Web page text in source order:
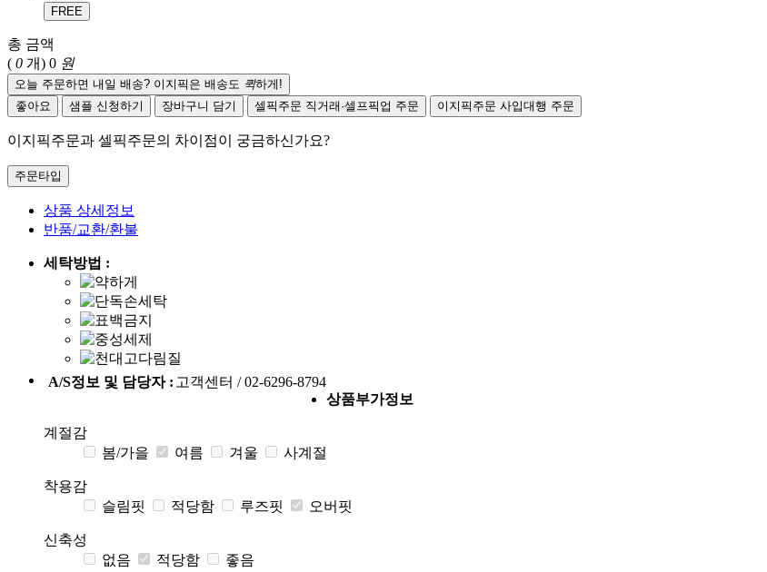
FREE
총 금액
( 0 개) 0 원
오늘 주문하면 내일 배송? 이지픽은 배송도 퀵하게!
좋아요
샘플 신청하기 장바구니 담기 셀픽주문 직거래·셀프픽업 주문 이지픽주문 사입대행 주문
이지픽주문과 셀픽주문의 차이점이 궁금하신가요?
주문타입
상품 상세정보
반품/교환/환불
세탁방법 :
A/S정보 및 담당자 : 고객센터 / 02-6296-8794
상품부가정보
계절감
봄/가을
여름 겨울 사계절
착용감
슬림핏
적당함 루즈핏 오버핏
신축성
없음
적당함 좋음